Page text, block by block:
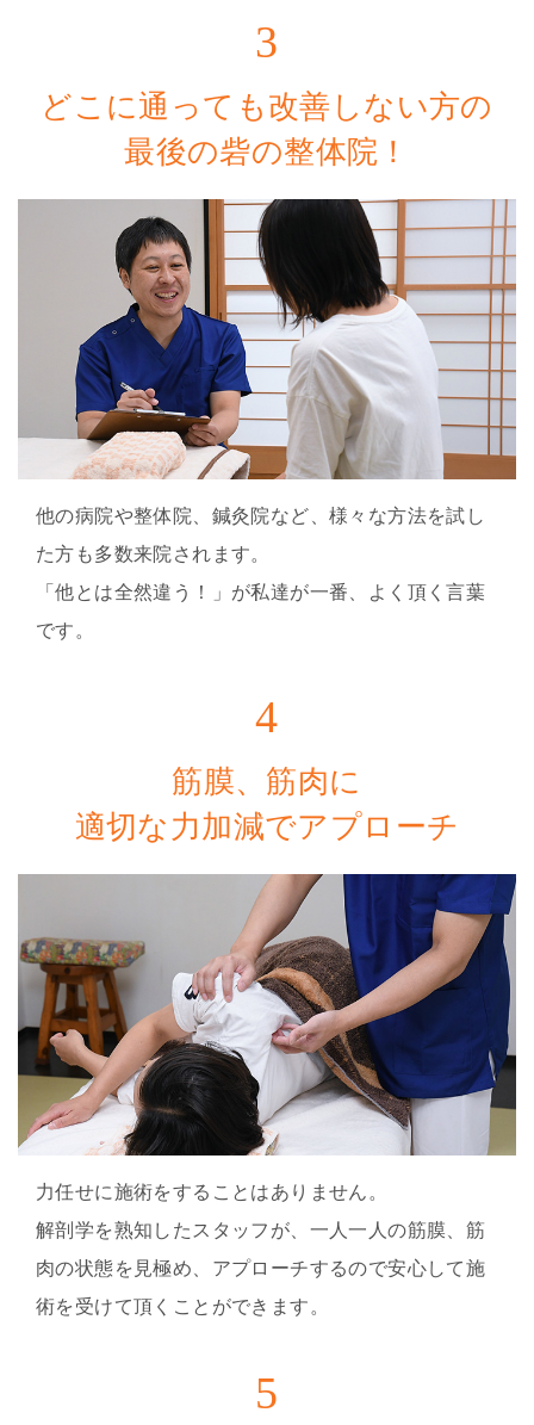
3
どこに通っても改善しない方の
最後の砦の整体院！
他の病院や整体院、鍼灸院など、様々な方法を試し
た方も多数来院されます。
「他とは全然違う！」が私達が一番、よく頂く言葉
です。
4
筋膜、筋肉に
適切な力加減でアプローチ
力任せに施術をすることはありません。
解剖学を熟知したスタッフが、一人一人の筋膜、筋
肉の状態を見極め、アプローチするので安心して施
術を受けて頂くことができます。
5